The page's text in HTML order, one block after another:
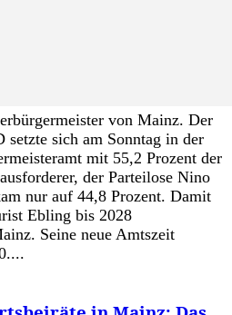
von Mainz. Der
setzte sich am Sonntag in der
mit 55,2 Prozent der
der Parteilose Nino
nur auf 44,8 Prozent. Damit
Ebling bis 2028
Seine neue Amtszeit